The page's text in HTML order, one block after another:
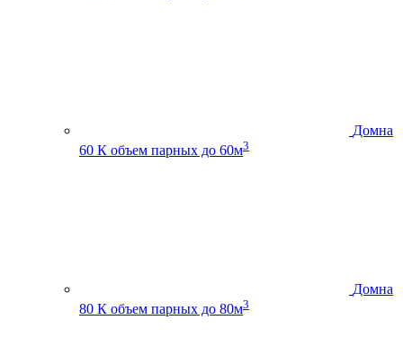
Домна
60 К объем парных до 60м3
Домна
80 К объем парных до 80м3